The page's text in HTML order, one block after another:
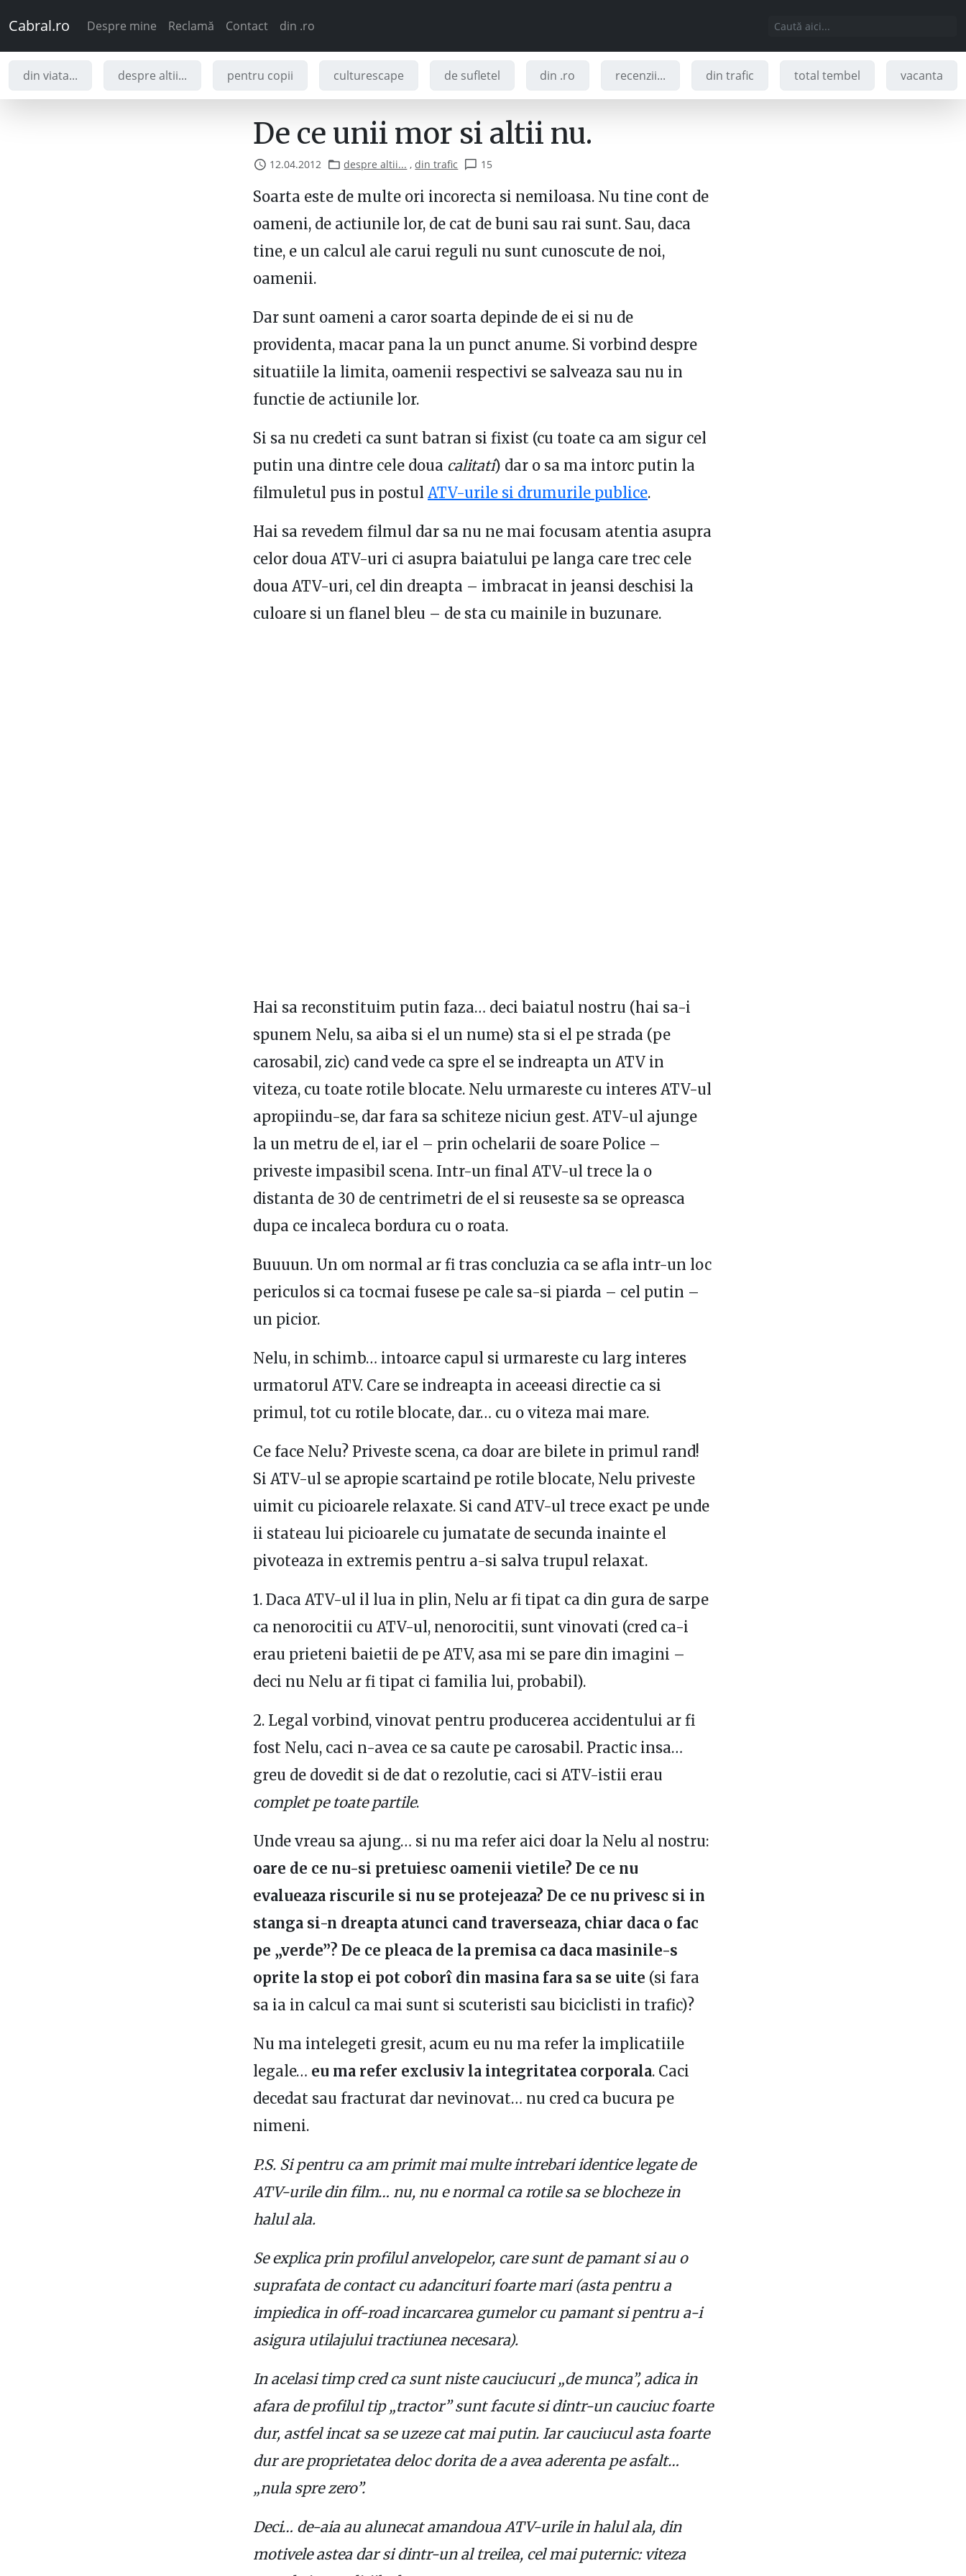
Cabral.ro Despre mine Reclamă Contact din .ro
din viata... despre altii... pentru copii culturescape de sufletel din .ro recenzii... din trafic total tembel vacanta
De ce unii mor si altii nu.
12.04.2012 despre altii... ,din trafic 15
Soarta este de multe ori incorecta si nemiloasa. Nu tine cont de
oameni, de actiunile lor, de cat de buni sau rai sunt. Sau, daca
tine, e un calcul ale carui reguli nu sunt cunoscute de noi,
oamenii.
Dar sunt oameni a caror soarta depinde de ei si nu de
providenta, macar pana la un punct anume. Si vorbind despre
situatiile la limita, oamenii respectivi se salveaza sau nu in
functie de actiunile lor.
Si sa nu credeti ca sunt batran si fixist (cu toate ca am sigur cel
putin una dintre cele doua calitati) dar o sa ma intorc putin la
filmuletul pus in postul ATV-urile si drumurile publice.
Hai sa revedem filmul dar sa nu ne mai focusam atentia asupra
celor doua ATV-uri ci asupra baiatului pe langa care trec cele
doua ATV-uri, cel din dreapta – imbracat in jeansi deschisi la
culoare si un flanel bleu – de sta cu mainile in buzunare.
Hai sa reconstituim putin faza… deci baiatul nostru (hai sa-i
spunem Nelu, sa aiba si el un nume) sta si el pe strada (pe
carosabil, zic) cand vede ca spre el se indreapta un ATV in
viteza, cu toate rotile blocate. Nelu urmareste cu interes ATV-ul
apropiindu-se, dar fara sa schiteze niciun gest. ATV-ul ajunge
la un metru de el, iar el – prin ochelarii de soare Police –
priveste impasibil scena. Intr-un final ATV-ul trece la o
distanta de 30 de centrimetri de el si reuseste sa se opreasca
dupa ce incaleca bordura cu o roata.
Buuuun. Un om normal ar fi tras concluzia ca se afla intr-un loc
periculos si ca tocmai fusese pe cale sa-si piarda – cel putin –
un picior.
Nelu, in schimb… intoarce capul si urmareste cu larg interes
urmatorul ATV. Care se indreapta in aceeasi directie ca si
primul, tot cu rotile blocate, dar… cu o viteza mai mare.
Ce face Nelu? Priveste scena, ca doar are bilete in primul rand!
Si ATV-ul se apropie scartaind pe rotile blocate, Nelu priveste
uimit cu picioarele relaxate. Si cand ATV-ul trece exact pe unde
ii stateau lui picioarele cu jumatate de secunda inainte el
pivoteaza in extremis pentru a-si salva trupul relaxat.
1. Daca ATV-ul il lua in plin, Nelu ar fi tipat ca din gura de sarpe
ca nenorocitii cu ATV-ul, nenorocitii, sunt vinovati (cred ca-i
erau prieteni baietii de pe ATV, asa mi se pare din imagini –
deci nu Nelu ar fi tipat ci familia lui, probabil).
2. Legal vorbind, vinovat pentru producerea accidentului ar fi
fost Nelu, caci n-avea ce sa caute pe carosabil. Practic insa…
greu de dovedit si de dat o rezolutie, caci si ATV-istii erau
complet pe toate partile.
Unde vreau sa ajung… si nu ma refer aici doar la Nelu al nostru:
oare de ce nu-si pretuiesc oamenii vietile? De ce nu
evalueaza riscurile si nu se protejeaza? De ce nu privesc si in
stanga si-n dreapta atunci cand traverseaza, chiar daca o fac
pe „verde”? De ce pleaca de la premisa ca daca masinile-s
oprite la stop ei pot coborî din masina fara sa se uite (si fara
sa ia in calcul ca mai sunt si scuteristi sau biciclisti in trafic)?
Nu ma intelegeti gresit, acum eu nu ma refer la implicatiile
legale… eu ma refer exclusiv la integritatea corporala. Caci
decedat sau fracturat dar nevinovat… nu cred ca bucura pe
nimeni.
P.S. Si pentru ca am primit mai multe intrebari identice legate de
ATV-urile din film… nu, nu e normal ca rotile sa se blocheze in
halul ala.
Se explica prin profilul anvelopelor, care sunt de pamant si au o
suprafata de contact cu adancituri foarte mari (asta pentru a
impiedica in off-road incarcarea gumelor cu pamant si pentru a-i
asigura utilajului tractiunea necesara).
In acelasi timp cred ca sunt niste cauciucuri „de munca”, adica in
afara de profilul tip „tractor” sunt facute si dintr-un cauciuc foarte
dur, astfel incat sa se uzeze cat mai putin. Iar cauciucul asta foarte
dur are proprietatea deloc dorita de a avea aderenta pe asfalt…
„nula spre zero”.
Deci… de-aia au alunecat amandoua ATV-urile in halul ala, din
motivele astea dar si dintr-un al treilea, cel mai puternic: viteza